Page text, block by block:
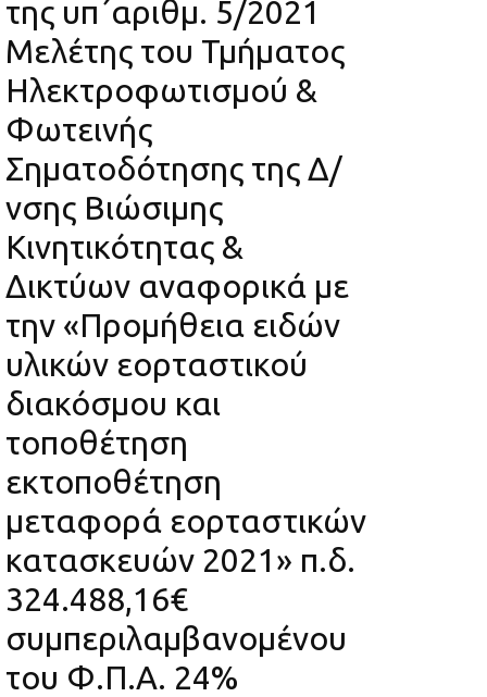
της υπ΄αριθμ. 5/2021
Μελέτης του Τμήματος
Ηλεκτροφωτισμού &
Φωτεινής
Σηματοδότησης της Δ/
νσης Βιώσιμης
Κινητικότητας &
Δικτύων αναφορικά με
την «Προμήθεια ειδών
υλικών εορταστικού
διακόσμου και
τοποθέτηση
εκτοποθέτηση
μεταφορά εορταστικών
κατασκευών 2021» π.δ.
324.488,16€
συμπεριλαμβανομένου
του Φ.Π.Α. 24%